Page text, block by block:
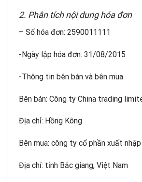
2. Phân tích nội dung hóa đơn
– Số hóa đơn: 2590011111
-Ngày lập hóa đơn: 31/08/2015
-Thông tin bên bán và bên mua
Bên bán: Công ty China trading
Địa chỉ: Hồng Kông
Bên mua: công ty cổ phần xuất
Địa chỉ: tỉnh Bắc giang, Việt Nam